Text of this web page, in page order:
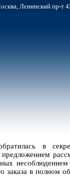
Ленинский пр-т
в
заказа в полном